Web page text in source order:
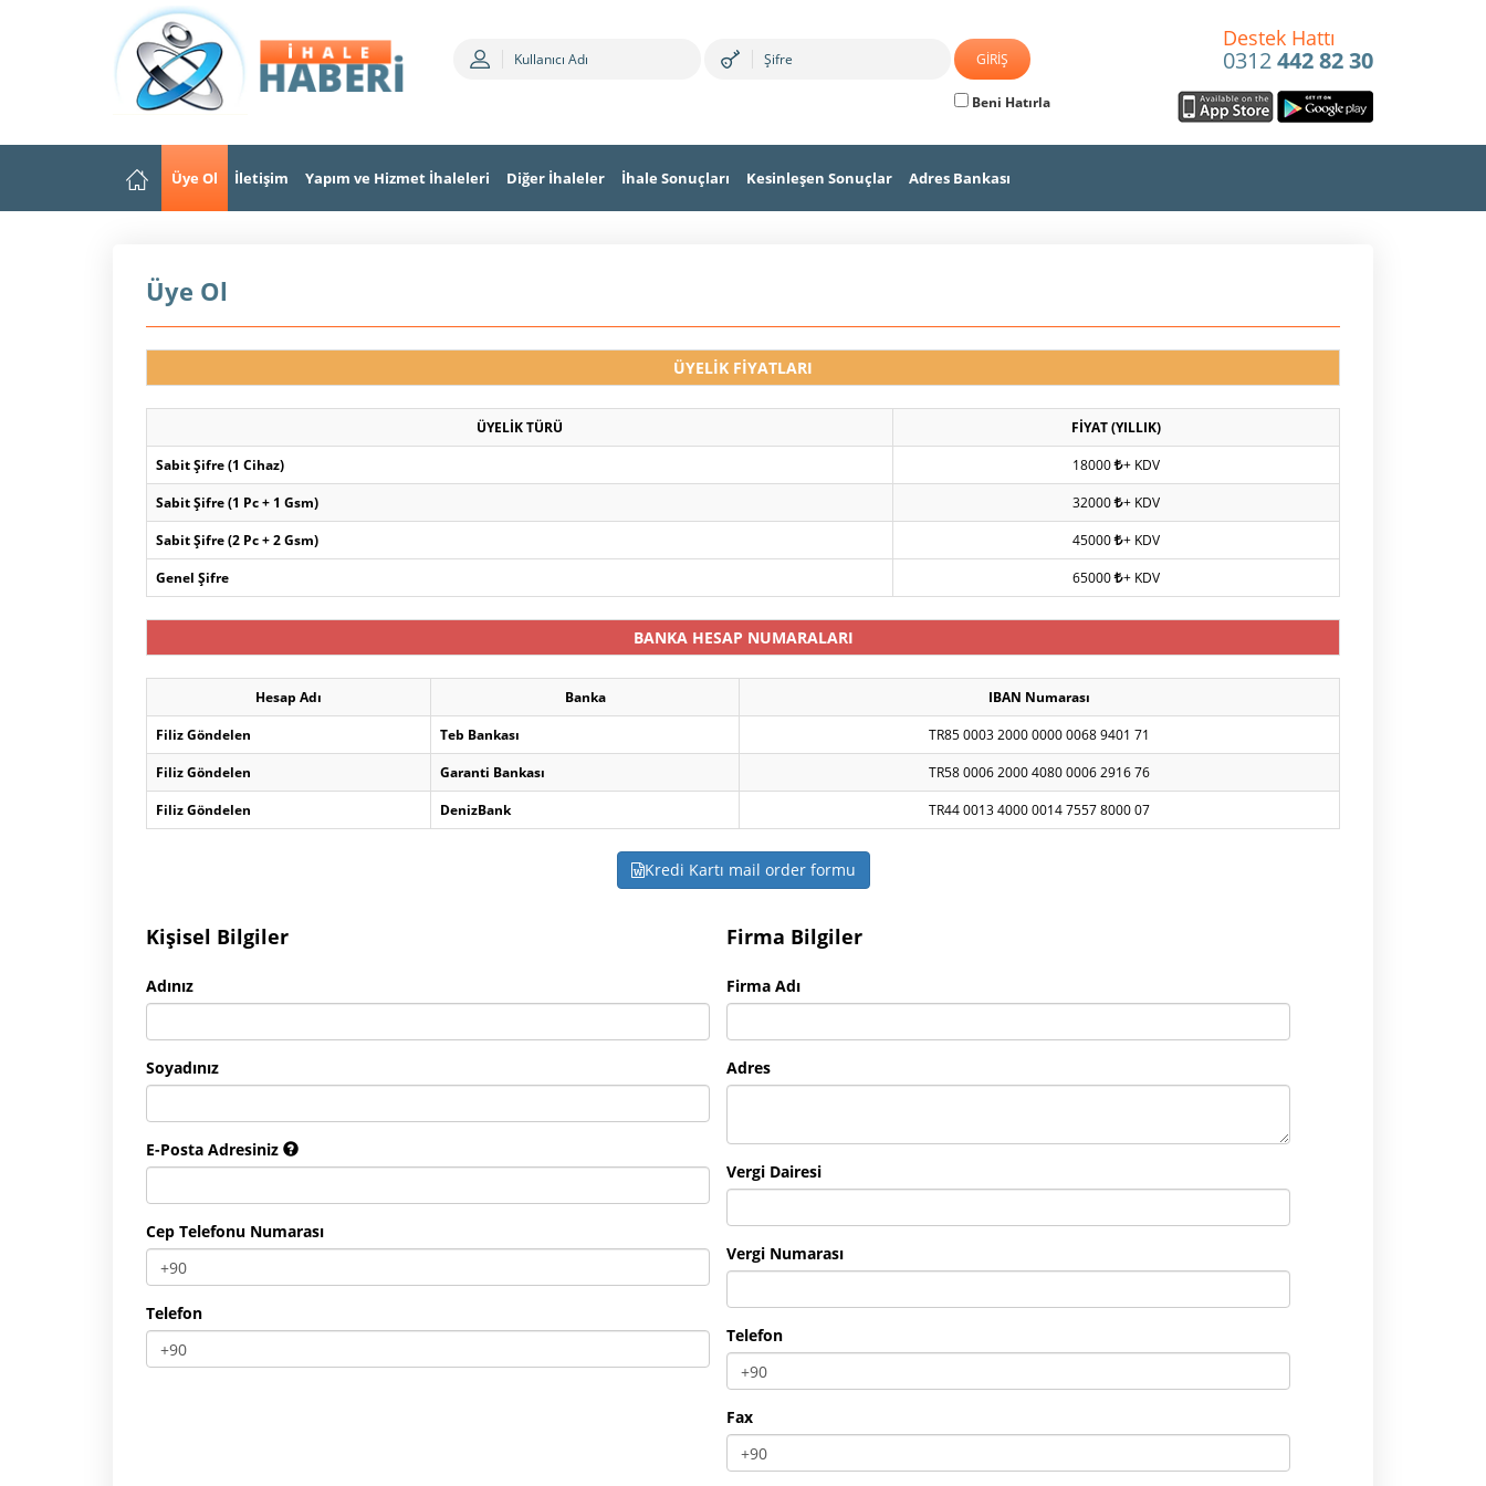
Beni Hatırla
Destek Hattı
0312442 82 30
Üye Ol İletişim Yapım ve Hizmet İhaleleri Diğer İhaleler İhale Sonuçları Kesinleşen Sonuçlar Adres Bankası
Üye Ol
ÜYELİK FİYATLARI
ÜYELİK TÜRÜ
FİYAT (YILLIK)
Sabit Şifre (1 Cihaz)
18000 + KDV
Sabit Şifre (1 Pc + 1 Gsm)
32000 + KDV
Sabit Şifre (2 Pc + 2 Gsm)
45000 + KDV
Genel Şifre
65000 + KDV
BANKA HESAP NUMARALARI
Hesap Adı Banka
IBAN Numarası
Filiz Göndelen
Teb Bankası
TR85 0003 2000 0000 0068 9401 71
Filiz Göndelen
Garanti Bankası
TR58 0006 2000 4080 0006 2916 76
Filiz Göndelen
DenizBank TR44 0013 4000 0014 7557 8000 07
Kredi Kartı mail order formu
Kişisel Bilgiler
Adınız
Soyadınız
E-Posta Adresiniz
Cep Telefonu Numarası
Telefon
Firma Bilgiler
Firma Adı
Adres
Vergi Dairesi
Vergi Numarası
Telefon
Fax